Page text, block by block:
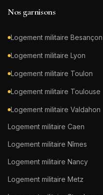
Nos garnisons
Logement militaire Besançon
Logement militaire Lyon
Logement militaire Toulon
Logement militaire Toulouse
Logement militaire Valdahon
Logement militaire Caen
Logement militaire Nîmes
Logement militaire Nancy
Logement militaire Metz